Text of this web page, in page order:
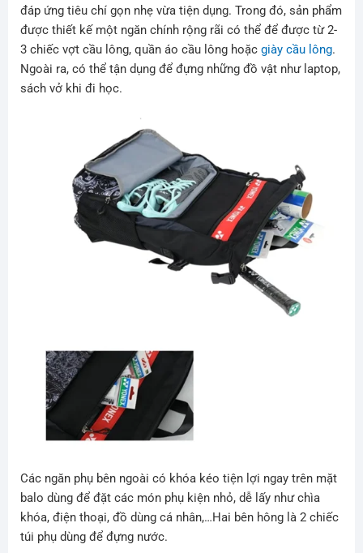
đáp ứng tiêu chí gọn nhẹ vừa tiện dụng. Trong đó, sản phẩm
được thiết kế một ngăn chính rộng rãi có thể để được từ 2-
3 chiếc vợt cầu lông, quần áo cầu lông hoặc giày cầu lông.
Ngoài ra, có thể tận dụng để đựng những đồ vật như laptop,
sách vở khi đi học.
Các ngăn phụ bên ngoài có khóa kéo tiện lợi ngay trên mặt
balo dùng để đặt các món phụ kiện nhỏ, dễ lấy như chìa
khóa, điện thoại, đồ dùng cá nhân,…Hai bên hông là 2 chiếc
túi phụ dùng để đựng nước.